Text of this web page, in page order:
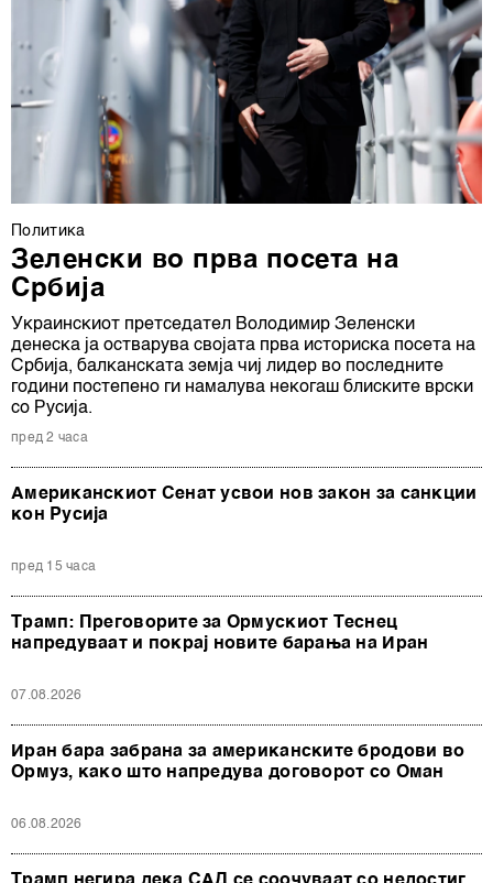
Политика
Зеленски во прва посета на
Србија
Украинскиот претседател Володимир Зеленски
денеска ја остварува својата прва историска посета на
Србија, балканската земја чиј лидер во последните
години постепено ги намалува некогаш блиските врски
со Русија.
пред 2 часа
Американскиот Сенат усвои нов закон за санкции
кон Русија
пред 15 часа
Трамп: Преговорите за Ормускиот Теснец
напредуваат и покрај новите барања на Иран
07.08.2026
Иран бара забрана за американските бродови во
Ормуз, како што напредува договорот со Оман
06.08.2026